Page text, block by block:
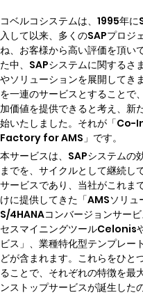
コベルコシステムは、1995年に
入して以来、多くのSAPプロジ
ね、お客様から高い評価を頂い
た中、SAPシステムに関するさ
やソリューションを展開してき
を一連のサービスとすることで
加価値を提供できると考え、新
始いたしました。それが「
Factory for AMS」です。
本サービスは、SAPシステムの
までを、サイクルとして継続し
サービスであり、当社がこれま
けに提供してきた「AMSソリュ
S/4HANAコンバージョンサー
セスマイニングツールCelonis
ビス」、業種特化型テンプレー
どが含まれます。これらをひと
ることで、それぞれの特徴を最
ンストップサービスが誕生した